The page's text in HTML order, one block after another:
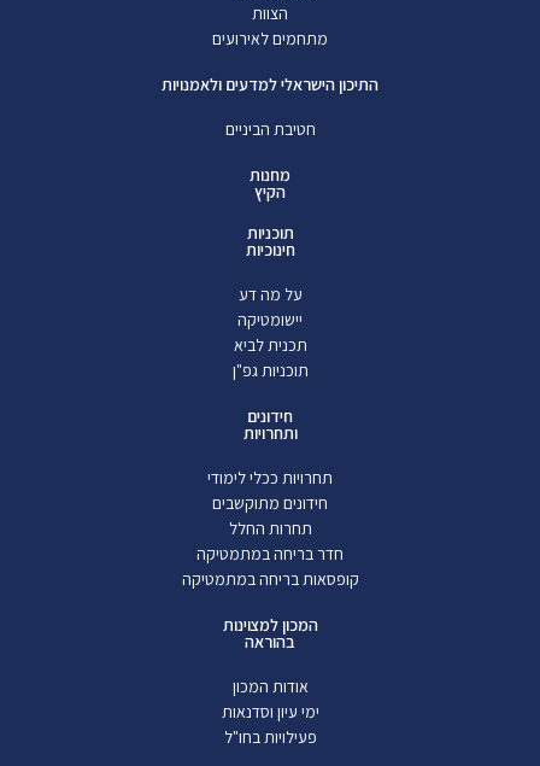
הצוות
מתחמים לאירועים
התיכון הישראלי למדעים ולאמנויות
חטיבת הביניים
מחנות
הקיץ
תוכניות
חינוכיות
על מה דע
יישומטיקה
תכנית לביא
תוכניות גפ"ן
חידונים
ותחרויות
תחרויות ככלי לימודי
חידונים מתוקשבים
תחרות החלל
חדר בריחה במתמטיקה
קופסאות בריחה במתמטיקה
המכון למצוינות
בהוראה
אודות המכון
ימי עיון וסדנאות
פעילויות בחו"ל